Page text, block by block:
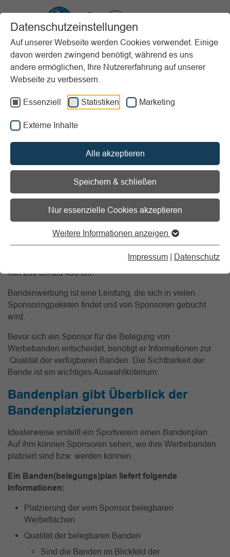
Datenschutzeinstellungen
Auf unserer Webseite werden Cookies verwendet. Einige
davon werden zwingend benötigt, während es uns
andere ermöglichen, Ihre Nutzererfahrung auf unserer
Webseite zu verbessern.
Essenziell Statistiken Marketing
Externe Inhalte
Alle akzeptieren
Speichern & schließen
Nur essenzielle Cookies akzeptieren
Weitere Informationen anzeigen
Impressum | Datenschutz
Startseite Vereinsmanagement Marketing
Sponsoring
Betreuung von Sponsoren
Bandenplan
Vorlesen
Informationen zum Readspeaker öffnen
Bandenplan
Rücken Sie Ihre Sponsoren ins
rechte Licht
Eine Werbebande ist ein großflächiges Werbeschild, auf
dem Logos, Marken oder Botschaften von Sponsoren
platziert werden.
meistens bei einer von Höhe 60 bis 80 cm und einer Länge
von 250 cm bis 400 cm.
Bandenwerbung ist eine Leistung, die sich in vielen
Sponsoringpaketen findet und von Sponsoren gebucht
wird.
Bevor sich ein Sponsor für die Belegung von
Werbebanden entscheidet, benötigt er Informationen zur
Qualität der verfügbaren Banden. Die Sichtbarkeit der
Bande ist ein wichtiges Auswahlkriterium.
Bandenplan gibt Überblick der
Bandenplatzierungen
Idealerweise erstellt ein Sportverein einen Bandenplan.
Auf ihm können Sponsoren sehen, wo ihre Werbebanden
platziert sind bzw. werden können.
Ein Banden(belegungs)plan liefert folgende
Informationen:
Platzierung der vom Sponsor belegbaren
Werbeflächen
Qualität der belegbaren Banden
Sind die Banden im Blickfeld der